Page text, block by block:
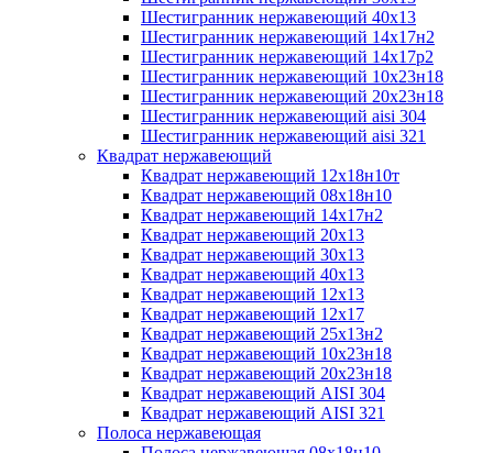
Шестигранник нержавеющий 40х13
Шестигранник нержавеющий 14х17н2
Шестигранник нержавеющий 14х17р2
Шестигранник нержавеющий 10х23н18
Шестигранник нержавеющий 20х23н18
Шестигранник нержавеющий aisi 304
Шестигранник нержавеющий aisi 321
Квадрат нержавеющий
Квадрат нержавеющий 12х18н10т
Квадрат нержавеющий 08х18н10
Квадрат нержавеющий 14х17н2
Квадрат нержавеющий 20х13
Квадрат нержавеющий 30х13
Квадрат нержавеющий 40х13
Квадрат нержавеющий 12х13
Квадрат нержавеющий 12х17
Квадрат нержавеющий 25х13н2
Квадрат нержавеющий 10х23н18
Квадрат нержавеющий 20х23н18
Квадрат нержавеющий AISI 304
Квадрат нержавеющий AISI 321
Полоса нержавеющая